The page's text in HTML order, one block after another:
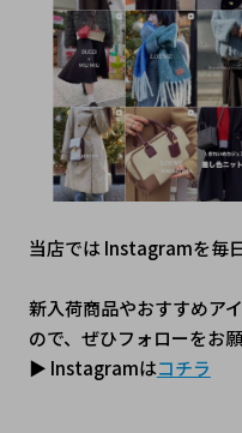
当店では Instagramを毎
新入荷商品やおすすめア
ので、ぜひフォローをお
▶ Instagramはコチラ